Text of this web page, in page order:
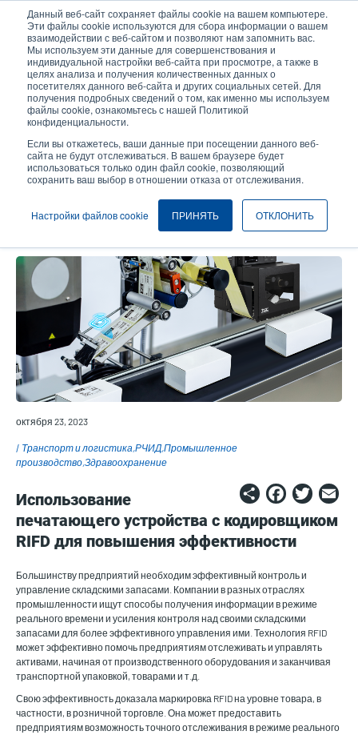
Данный веб-сайт сохраняет файлы cookie на вашем компьютере.
Эти файлы cookie используются для сбора информации о вашем
взаимодействии с веб-сайтом и позволяют нам запомнить вас.
Мы используем эти данные для совершенствования и
индивидуальной настройки веб-сайта при просмотре, а также в
целях анализа и получения количественных данных о
посетителях данного веб-сайта и других социальных сетей. Для
получения подробных сведений о том, как именно мы используем
файлы cookie, ознакомьтесь с нашей Политикой
конфиденциальности.
Если вы откажетесь, ваши данные при посещении данного веб-
сайта не будут отслеживаться. В вашем браузере будет
использоваться только один файл cookie, позволяющий
сохранить ваш выбор в отношении отказа от отслеживания.
Настройки файлов cookie ПРИНЯТЬ ОТКЛОНИТЬ
основному
содержанию
User
account
menu
User
Header
Селектор изделий
Связаться с отделом продаж
Необходимо автоматизировать
процесс маркировки RFID-
метками?
октября 23, 2023
Транспорт и логистика РЧИД Промышленное
производство Здравоохранение
Share
Использование
печатающего устройства с кодировщиком
RIFD для повышения эффективности
Большинству предприятий необходим эффективный контроль и
управление складскими запасами. Компании в разных отраслях
промышленности ищут способы получения информации в режиме
реального времени и усиления контроля над своими складскими
запасами для более эффективного управления ими. Технология RFID
может эффективно помочь предприятиям отслеживать и управлять
активами, начиная от производственного оборудования и заканчивая
транспортной упаковкой, товарами и т.д.
Свою эффективность доказала маркировка RFID на уровне товара, в
частности, в розничной торговле. Она может предоставить
предприятиям возможность точного отслеживания в режиме реального